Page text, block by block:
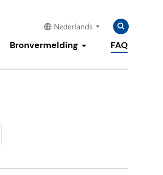
Nederlands
Zoeken
naar:
Zoeken
tonen
Bronvermelding Submenu tonen
FAQ